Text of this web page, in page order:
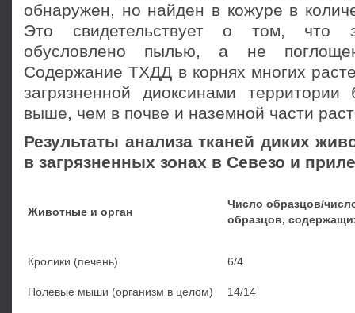
обнаружен, но найден в кожуре в
Это свидетельствует о том, что
обусловлено пылью, а не
Содержание ТХДД в корнях многих
загрязненной диоксинами
выше, чем в почве и наземной части
Результаты анализа тканей диких
в загрязненных зонах в Севезо и
Животные и орган
Число образцов/
образцов,
Кролики (печень) 6/4
Полевые мыши (организм в целом) 14/14